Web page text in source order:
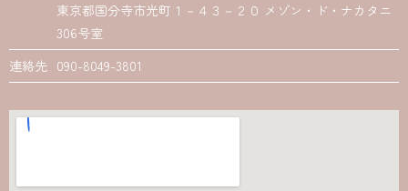
東京都国分寺市光町１－４３－２０ メゾン・ド・ナカタニ
306号室
連絡先 090-8049-3801